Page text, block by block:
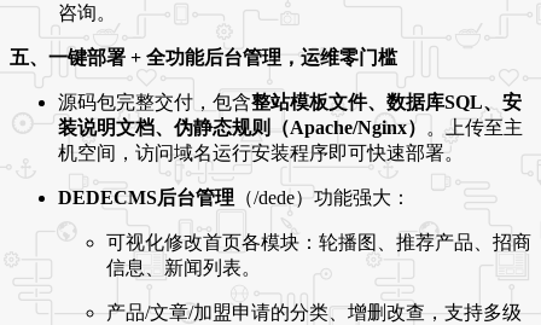
咨询。
五、一键部署 + 全功能后台管理，运维零门槛
源码包完整交付，包含整站模板文件、数据库SQL、安
装说明文档、伪静态规则（Apache/Nginx） 。上传至主
机空间，访问域名运行安装程序即可快速部署。
DEDECMS后台管理 （/dede）功能强大：
可视化修改首页各模块：轮播图、推荐产品、招商
信息、新闻列表。
产品/文章/加盟申请的分类、增删改查，支持多级